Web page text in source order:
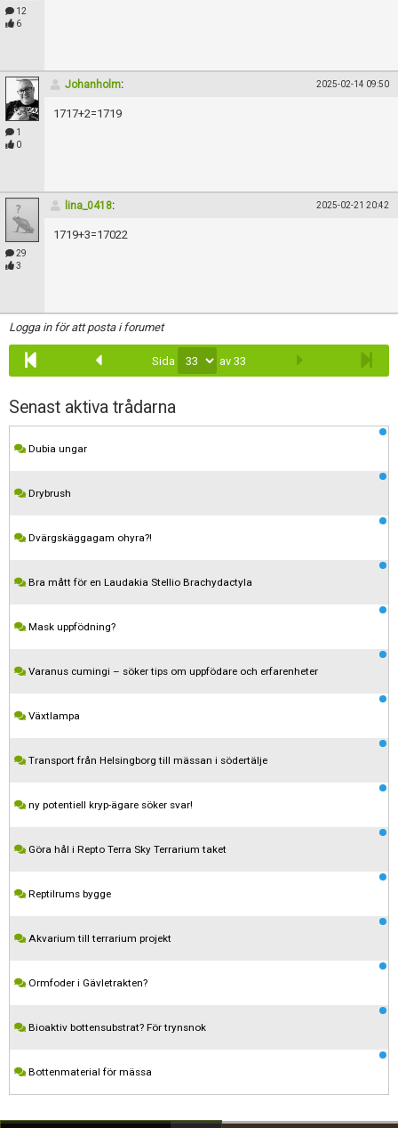
12
6
1
0
Johanholm: 2025-02-14 09:50
1717+2=1719
29
3
lina_0418: 2025-02-21 20:42
1719+3=17022
Logga in för att posta i forumet
Sida av 33
Senast aktiva trådarna
Dubia ungar
Drybrush
Dvärgskäggagam ohyra?!
Bra mått för en Laudakia Stellio Brachydactyla
Mask uppfödning?
Varanus cumingi – söker tips om uppfödare och erfarenheter
Växtlampa
Transport från Helsingborg till mässan i södertälje
ny potentiell kryp-ägare söker svar!
Göra hål i Repto Terra Sky Terrarium taket
Reptilrums bygge
Akvarium till terrarium projekt
Ormfoder i Gävletrakten?
Bioaktiv bottensubstrat? För trynsnok
Bottenmaterial för mässa